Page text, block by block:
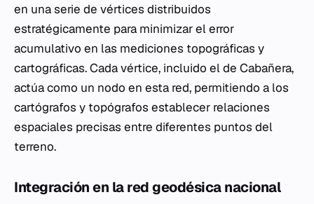
en una serie de vértices distribuidos
estratégicamente para minimizar el error
acumulativo en las mediciones topográficas y
cartográficas. Cada vértice, incluido el de Cabañera,
actúa como un nodo en esta red, permitiendo a los
cartógrafos y topógrafos establecer relaciones
espaciales precisas entre diferentes puntos del
terreno.
Integración en la red geodésica nacional